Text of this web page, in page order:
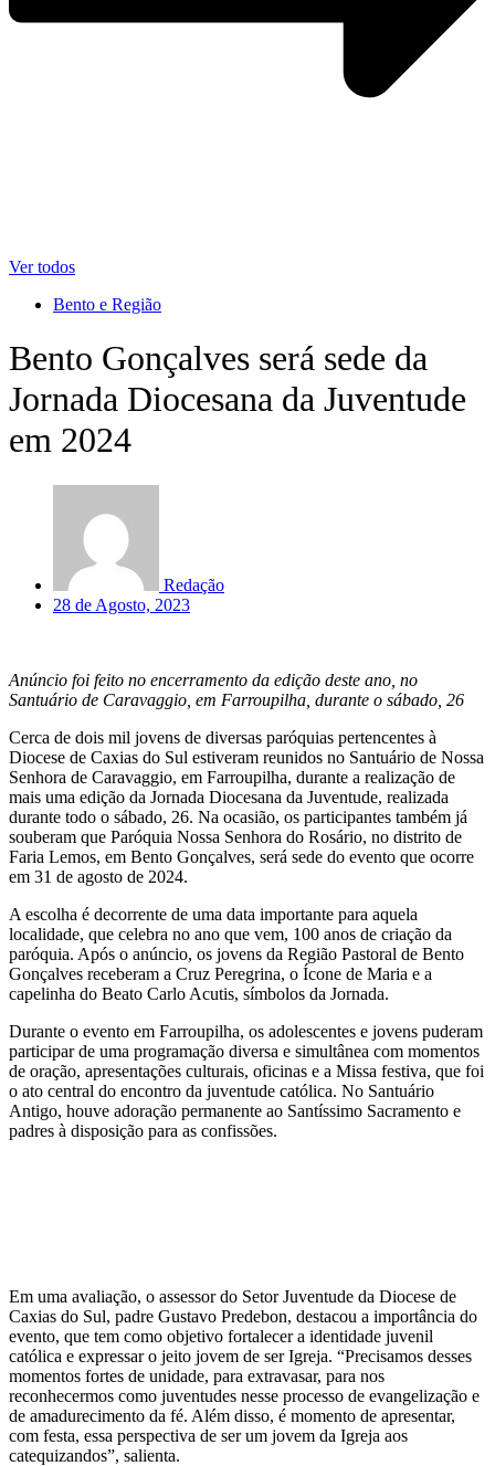
Ver todos
Bento e Região
Bento Gonçalves será sede da
Jornada Diocesana da Juventude
em 2024
Redação
28 de Agosto, 2023
Anúncio foi feito no encerramento da edição deste ano, no
Santuário de Caravaggio, em Farroupilha, durante o sábado, 26
Cerca de dois mil jovens de diversas paróquias pertencentes à
Diocese de Caxias do Sul estiveram reunidos no Santuário de Nossa
Senhora de Caravaggio, em Farroupilha, durante a realização de
mais uma edição da Jornada Diocesana da Juventude, realizada
durante todo o sábado, 26. Na ocasião, os participantes também já
souberam que Paróquia Nossa Senhora do Rosário, no distrito de
Faria Lemos, em Bento Gonçalves, será sede do evento que ocorre
em 31 de agosto de 2024.
A escolha é decorrente de uma data importante para aquela
localidade, que celebra no ano que vem, 100 anos de criação da
paróquia. Após o anúncio, os jovens da Região Pastoral de Bento
Gonçalves receberam a Cruz Peregrina, o Ícone de Maria e a
capelinha do Beato Carlo Acutis, símbolos da Jornada.
Durante o evento em Farroupilha, os adolescentes e jovens puderam
participar de uma programação diversa e simultânea com momentos
de oração, apresentações culturais, oficinas e a Missa festiva, que foi
o ato central do encontro da juventude católica. No Santuário
Antigo, houve adoração permanente ao Santíssimo Sacramento e
padres à disposição para as confissões.
Em uma avaliação, o assessor do Setor Juventude da Diocese de
Caxias do Sul, padre Gustavo Predebon, destacou a importância do
evento, que tem como objetivo fortalecer a identidade juvenil
católica e expressar o jeito jovem de ser Igreja. “Precisamos desses
momentos fortes de unidade, para extravasar, para nos
reconhecermos como juventudes nesse processo de evangelização e
de amadurecimento da fé. Além disso, é momento de apresentar,
com festa, essa perspectiva de ser um jovem da Igreja aos
catequizandos”, salienta.